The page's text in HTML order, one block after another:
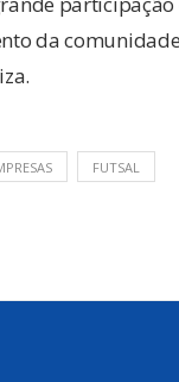
da
FUTSAL